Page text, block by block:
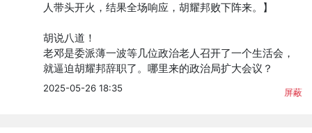
人带头开火，结果全场响应，胡耀邦败下阵来。】
胡说八道！
老邓是委派薄一波等几位政治老人召开了一个生活会，
就逼迫胡耀邦辞职了。哪里来的政治局扩大会议？
2025-05-26 18:35 屏蔽